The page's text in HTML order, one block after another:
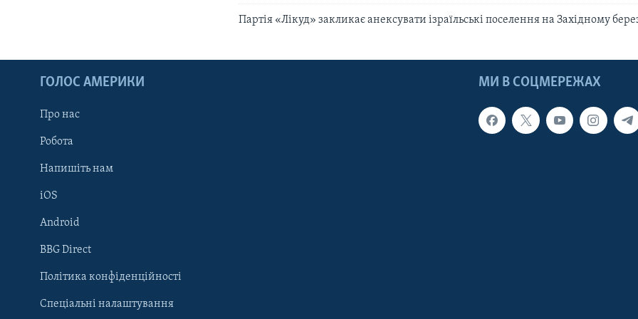
Learning English
МИ В СОЦМЕРЕЖАХ
Партія «Лікуд» закликає анексувати ізраїльські поселення на Західному
МИ В СОЦМЕРЕЖАХ
ГОЛОС АМЕРИКИ
Про нас
Робота
Напишіть нам
iOS
Android
BBG Direct
Політика конфіденційності
Спеціальні налаштування